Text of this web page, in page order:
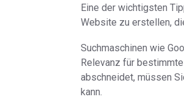
Eine der wichtigsten
Website zu erstellen,
Suchmaschinen wie
Relevanz für
abschneidet, müssen
kann.